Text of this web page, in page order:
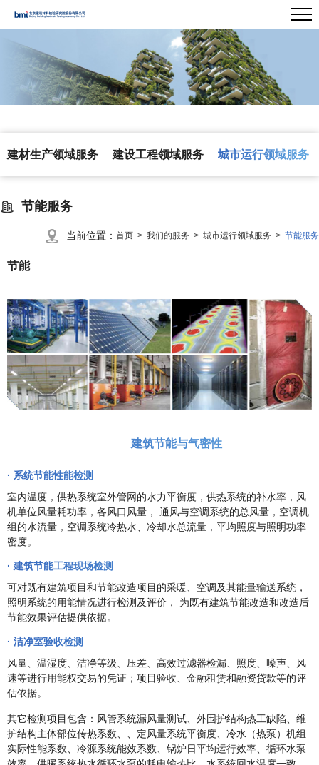
建材生产领域服务 建设工程领域服务 城市运行领域服务
节能服务
当前位置： 首页 > 我们的服务 > 城市运行领域服务 > 节能服务
节能
建筑节能与气密性
· 系统节能性能检测
室内温度，供热系统室外管网的水力平衡度，供热系统的补水率，风
机单位风量耗功率，各风口风量， 通风与空调系统的总风量，空调机
组的水流量，空调系统冷热水、冷却水总流量，平均照度与照明功率
密度。
· 建筑节能工程现场检测
可对既有建筑项目和节能改造项目的采暖、空调及其能量输送系统，
照明系统的用能情况进行检测及评价， 为既有建筑节能改造和改造后
节能效果评估提供依据。
· 洁净室验收检测
风量、温湿度、洁净等级、压差、高效过滤器检漏、照度、噪声、风
速等进行用能权交易的凭证；项目验收、金融租赁和融资贷款等的评
估依据。
其它检测项目包含：风管系统漏风量测试、外围护结构热工缺陷、维
护结构主体部位传热系数、、定风量系统平衡度、冷水（热泵）机组
实际性能系数、冷源系统能效系数、锅炉日平均运行效率、循环水泵